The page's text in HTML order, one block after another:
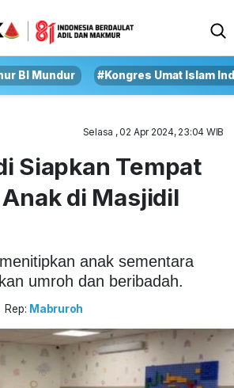
BI Mundur #Kongres Umat Islam
Selasa , 02 Apr 2024, 23:04 WIB
Siapkan Tempat
di Masjidil
anak sementara
umroh dan beribadah.
Rep: Mabruroh